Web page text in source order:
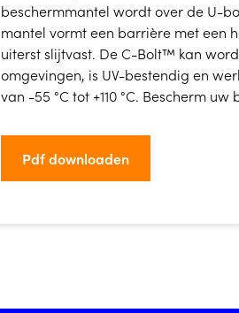
beschermmantel wordt over de U-
mantel vormt een barrière met een
uiterst slijtvast. De C-Bolt™ kan
omgevingen, is UV-bestendig en
van -55 °C tot +110 °C. Bescherm
Pdf downloaden